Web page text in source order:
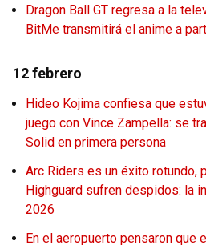
Dragon Ball GT regresa a la
BitMe transmitirá el anime a
12 febrero
Hideo Kojima confiesa que
juego con Vince Zampella: se
Solid en primera persona
Arc Riders es un éxito rotundo,
Highguard sufren despidos: la
2026
En el aeropuerto pensaron que